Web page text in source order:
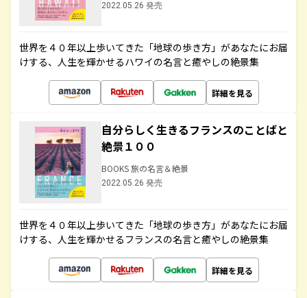
2022.05.26 発売
世界を４０年以上歩いてきた「地球の歩き方」があなたにお届
けする、人生を輝かせるハワイの名言と癒やしの絶景集
詳細を見る
自分らしく生きるフランスのことばと
絶景１００
BOOKS 旅の名言＆絶景
2022.05.26 発売
世界を４０年以上歩いてきた「地球の歩き方」があなたにお届
けする、人生を輝かせるフランスの名言と癒やしの絶景集
詳細を見る